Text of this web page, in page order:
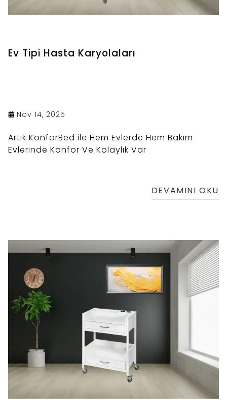
Ev Tipi Hasta Karyolaları
Nov 14, 2025
Artık KonforBed ile Hem Evlerde Hem Bakım
Evlerinde Konfor Ve Kolaylık Var
DEVAMINI OKU